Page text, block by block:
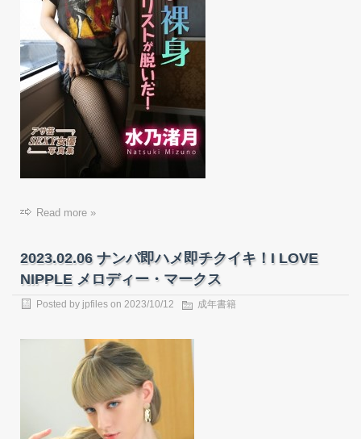
Read more »
2023.02.06 ナンパ即ハメ即チクイキ！I LOVE
NIPPLE メロディー・マークス
Posted by jpfiles on 2023/10/12 成年書籍